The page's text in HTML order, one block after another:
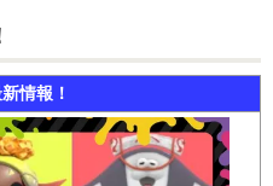
情報！